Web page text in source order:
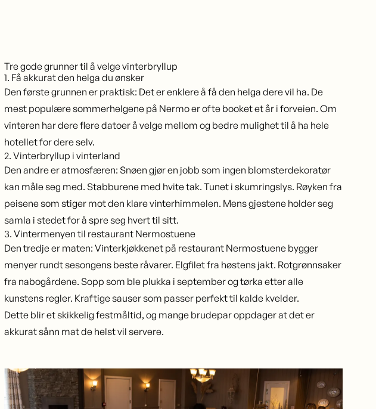
Tre gode grunner til å velge vinterbryllup
1. Få akkurat den helga du ønsker
Den første grunnen er praktisk: Det er enklere å få den helga dere vil ha. De
mest populære sommerhelgene på Nermo er ofte booket et år i forveien. Om
vinteren har dere flere datoer å velge mellom og bedre mulighet til å ha hele
hotellet for dere selv.
2. Vinterbryllup i vinterland
Den andre er atmosfæren: Snøen gjør en jobb som ingen blomsterdekoratør
kan måle seg med. Stabburene med hvite tak. Tunet i skumringslys. Røyken fra
peisene som stiger mot den klare vinterhimmelen. Mens gjestene holder seg
samla i stedet for å spre seg hvert til sitt.
3. Vintermenyen til restaurant Nermostuene
Den tredje er maten: Vinterkjøkkenet på restaurant Nermostuene bygger
menyer rundt sesongens beste råvarer. Elgfilet fra høstens jakt. Rotgrønnsaker
fra nabogårdene. Sopp som ble plukka i september og tørka etter alle
kunstens regler. Kraftige sauser som passer perfekt til kalde kvelder.
Dette blir et skikkelig festmåltid, og mange brudepar oppdager at det er
akkurat sånn mat de helst vil servere.